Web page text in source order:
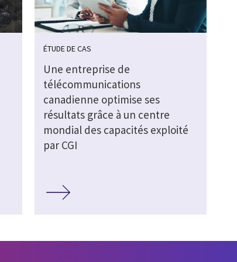
ÉTUDE DE CAS
Une entreprise de
télécommunications
canadienne optimise ses
résultats grâce à un centre
mondial des capacités exploité
par CGI